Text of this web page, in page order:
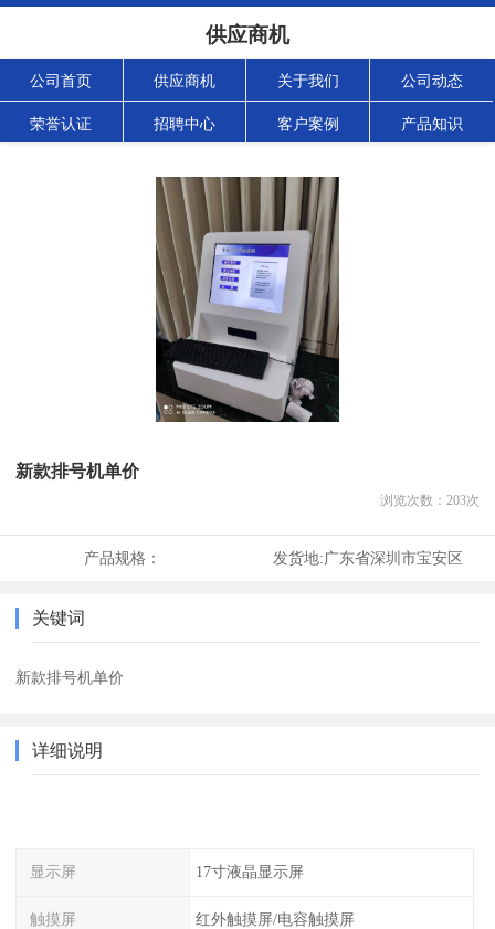
供应商机
公司首页 供应商机 关于我们 公司动态
荣誉认证 招聘中心 客户案例 产品知识
新款排号机单价
浏览次数： 203次
产品规格： 发货地:广东省深圳市宝安区
关键词
新款排号机单价
详细说明
显示屏 17寸液晶显示屏
触摸屏 红外触摸屏/电容触摸屏